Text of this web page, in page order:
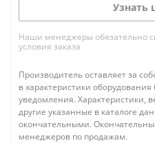
Узнать
Наши менеджеры обязательно
условия заказа
Производитель оставляет за
в характеристики
уведомления. Характеристики,
другие указанные в каталоге
окончательными.
менеджеров по продажам.